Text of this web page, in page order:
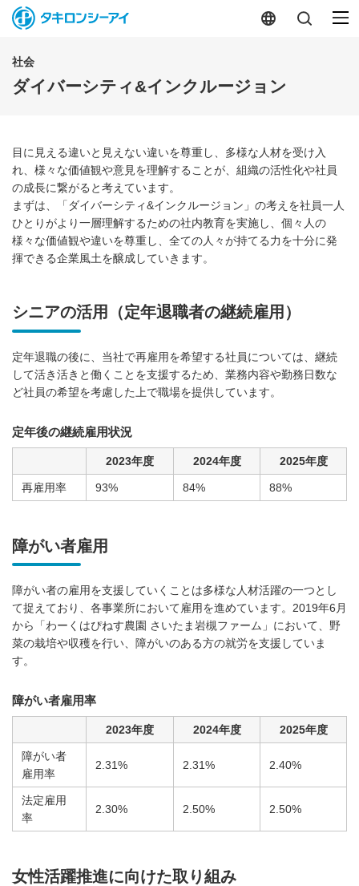
社会
ダイバーシティ&インクルージョン
目に見える違いと見えない違いを尊重し、多様な人材を受け入
れ、様々な価値観や意見を理解することが、組織の活性化や社員
の成長に繋がると考えています。
まずは、「ダイバーシティ&インクルージョン」の考えを社員一人
ひとりがより一層理解するための社内教育を実施し、個々人の
様々な価値観や違いを尊重し、全ての人々が持てる力を十分に発
揮できる企業風土を醸成していきます。
シニアの活用（定年退職者の継続雇用）
定年退職の後に、当社で再雇用を希望する社員については、継続
して活き活きと働くことを支援するため、業務内容や勤務日数な
ど社員の希望を考慮した上で職場を提供しています。
定年後の継続雇用状況
2023年度 2024年度 2025年度
再雇用率 93% 84% 88%
障がい者雇用
障がい者の雇用を支援していくことは多様な人材活躍の一つとし
て捉えており、各事業所において雇用を進めています。2019年6月
から「わーくはぴねす農園 さいたま岩槻ファーム」において、野
菜の栽培や収穫を行い、障がいのある方の就労を支援していま
す。
障がい者雇用率
2023年度 2024年度 2025年度
障がい者
雇用率
2.31% 2.31% 2.40%
法定雇用
率
2.30% 2.50% 2.50%
女性活躍推進に向けた取り組み